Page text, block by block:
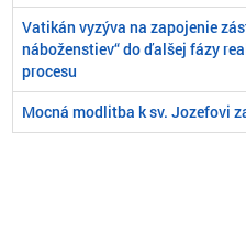
Vatikán vyzýva na zapojenie
náboženstiev“ do ďalšej fázy
procesu
Mocná modlitba k sv. Jozefovi